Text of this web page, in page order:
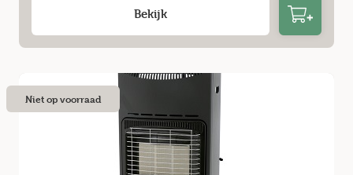
Bekijk
Niet op voorraad